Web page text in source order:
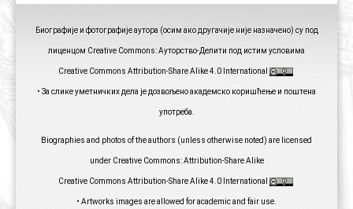
Биографије и фотографије аутора (осим ако другачије није назначено) су под
лиценцом Creative Commons: Ауторство-Делити под истим условима
Creative Commons Attribution-Share Alike 4.0 International
• За слике уметничких дела је дозвољено академско коришћење и поштена
употреба.
Biographies and photos of the authors (unless otherwise noted) are licensed
under Creative Commons: Attribution-Share Alike
Creative Commons Attribution-Share Alike 4.0 International
• Artworks images are allowed for academic and fair use.